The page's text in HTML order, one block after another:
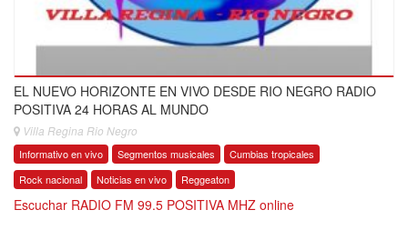
EL NUEVO HORIZONTE EN VIVO DESDE RIO NEGRO RADIO
POSITIVA 24 HORAS AL MUNDO
Villa Regina Rio Negro
Informativo en vivo Segmentos musicales
Cumbias tropicales
Rock nacional
Noticias en vivo Reggeaton
Escuchar RADIO FM 99.5 POSITIVA MHZ online